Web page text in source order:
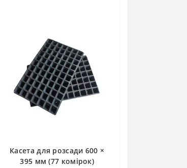
Касета для розсади 600 ×
395 мм (77 комірок)